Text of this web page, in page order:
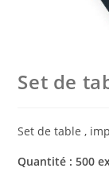
Set de
Set de table ,
Quantité : 500